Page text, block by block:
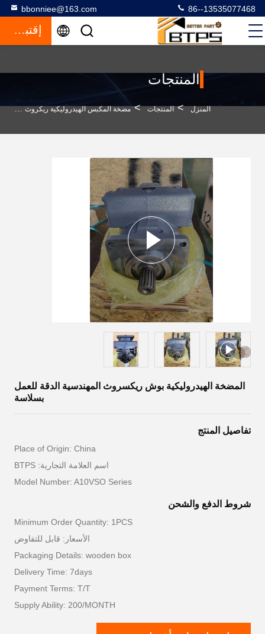
bbonniee@163.com 86--13535077468
إقتباس
المنتجات
المنزل > المنتجات > مضخة المكبس الهيدروليكية ريكروث >
المضخة الهيدروليكية بوش ريكسروث المهندسية الدقة للعمل
بسلاسة
تفاصيل المنتج
Place of Origin: China
اسم العلامة التجارية: BTPS
Model Number: A10VSO Series
شروط الدفع والشحن
Minimum Order Quantity: 1PCS
الأسعار: قابل للتفاوض
Packaging Details: wooden box
Delivery Time: 7days
Payment Terms: T/T
Supply Ability: 200/MONTH